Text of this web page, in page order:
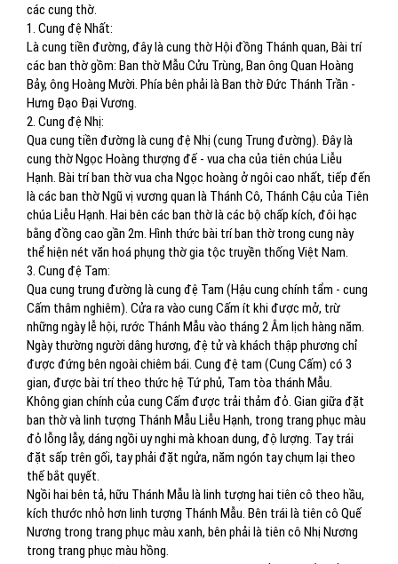
các cung thờ.
1. Cung đệ Nhất:
Là cung tiền đường, đây là cung thờ Hội đồng Thánh quan, Bài trí
các ban thờ gồm: Ban thờ Mẫu Cửu Trùng, Ban ông Quan Hoàng
Bảy, ông Hoàng Mười. Phía bên phải là Ban thờ Đức Thánh Trần -
Hưng Đạo Đại Vương.
2. Cung đệ Nhị:
Qua cung tiền đường là cung đệ Nhị (cung Trung đường). Đây là
cung thờ Ngọc Hoàng thượng đế - vua cha của tiên chúa Liễu
Hạnh. Bài trí ban thờ vua cha Ngọc hoàng ở ngôi cao nhất, tiếp đến
là các ban thờ Ngũ vị vương quan là Thánh Cô, Thánh Cậu của Tiên
chúa Liễu Hạnh. Hai bên các ban thờ là các bộ chấp kích, đôi hạc
bằng đồng cao gần 2m. Hình thức bài trí ban thờ trong cung này
thể hiện nét văn hoá phụng thờ gia tộc truyền thống Việt Nam.
3. Cung đệ Tam:
Qua cung trung đường là cung đệ Tam (Hậu cung chính tẩm - cung
Cấm thâm nghiêm). Cửa ra vào cung Cấm ít khi được mở, trừ
những ngày lễ hội, rước Thánh Mẫu vào tháng 2 Âm lịch hàng năm.
Ngày thường người dâng hương, đệ tử và khách thập phương chỉ
được đứng bên ngoài chiêm bái. Cung đệ tam (Cung Cấm) có 3
gian, được bài trí theo thức hệ Tứ phủ, Tam tòa thánh Mẫu.
Không gian chính của cung Cấm được trải thảm đỏ. Gian giữa đặt
ban thờ và linh tượng Thánh Mẫu Liễu Hạnh, trong trang phục màu
đỏ lỗng lẫy, dáng ngồi uy nghi mà khoan dung, độ lượng. Tay trái
đặt sấp trên gối, tay phải đặt ngửa, năm ngón tay chụm lại theo
thế bắt quyết.
Ngồi hai bên tả, hữu Thánh Mẫu là linh tượng hai tiên cô theo hầu,
kích thước nhỏ hơn linh tượng Thánh Mẫu. Bên trái là tiên cô Quế
Nương trong trang phục màu xanh, bên phải là tiên cô Nhị Nương
trong trang phục màu hồng.